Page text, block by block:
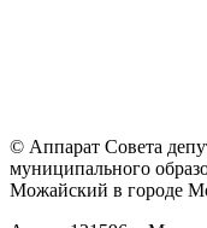
© Аппарат Совета
муниципального
Можайский в городе